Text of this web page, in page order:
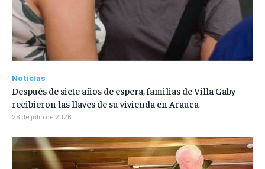
Noticias
Después de siete años de espera, familias de Villa Gaby
recibieron las llaves de su vivienda en Arauca
26 de julio de 2026